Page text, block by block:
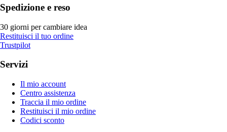
Spedizione e reso
30 giorni per cambiare idea
Restituisci il tuo ordine
Trustpilot
Servizi
Il mio account
Centro assistenza
Traccia il mio ordine
Restituisci il mio ordine
Codici sconto